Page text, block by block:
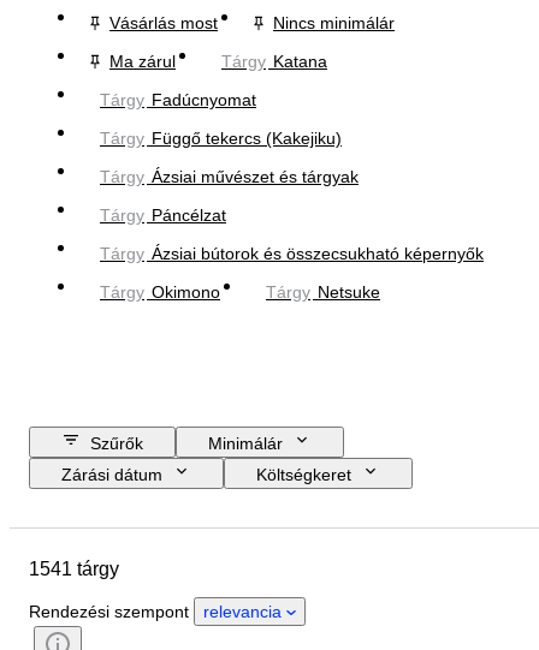
Vásárlás most
Nincs minimálár
Ma zárul
Tárgy Katana
Tárgy Fadúcnyomat
Tárgy Függő tekercs (Kakejiku)
Tárgy Ázsiai művészet és tárgyak
Tárgy Páncélzat
Tárgy Ázsiai bútorok és összecsukható képernyők
Tárgy Okimono Tárgy Netsuke
Szűrők
Minimálár
Zárási dátum
Költségkeret
Anyag
Téma
Technika
Aláírás
1541 tárgy
Rendezési szempont relevancia